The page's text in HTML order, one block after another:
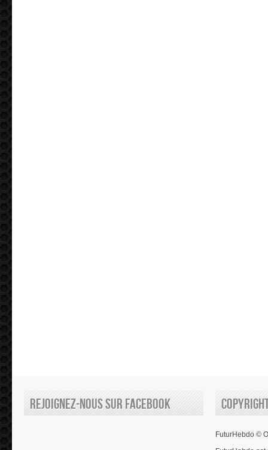
Rejoignez-nous sur Facebook
FuturHebdo ©